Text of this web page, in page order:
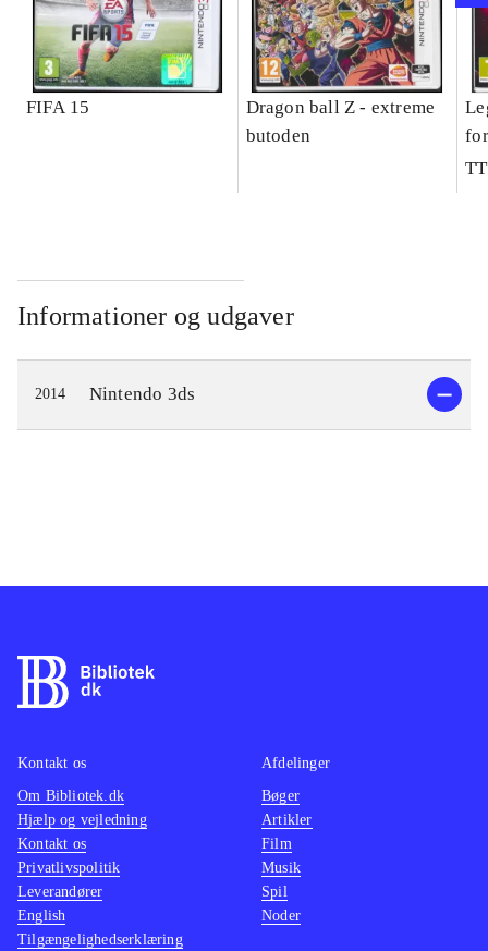
FIFA 15
Dragon ball Z - extreme
butoden
Informationer og udgaver
2014 Nintendo 3ds
Kontakt os
Om Bibliotek.dk
Hjælp og vejledning
Kontakt os
Privatlivspolitik
Leverandører
English
Tilgængelighedserklæring
Afdelinger
Bøger
Artikler
Film
Musik
Spil
Noder